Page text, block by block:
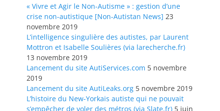
« Vivre et Agir le Non-Autisme » : gestion d’une
crise non-autistique [Non-Autistan News] 23
novembre 2019
L’intelligence singulière des autistes, par Laurent
Mottron et Isabelle Soulières (via larecherche.fr)
13 novembre 2019
Lancement du site AutiServices.com 5 novembre
2019
Lancement du site AutiLeaks.org 5 novembre 2019
L’histoire du New-Yorkais autiste qui ne pouvait
s’empêcher de voler des métros (via Slate.fr) 5 juin